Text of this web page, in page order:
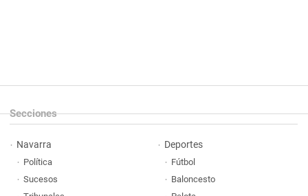
Secciones
Navarra
Política
Sucesos
Deportes
Fútbol
Baloncesto